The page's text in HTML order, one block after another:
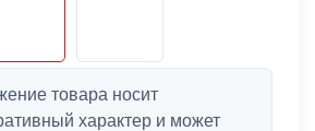
товара носит
характер и может